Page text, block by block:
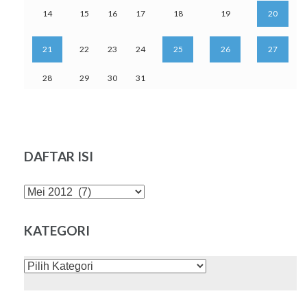
14 15 16 17 18 19 20
21 22 23 24 25 26 27
28 29 30 31
DAFTAR ISI
DAFTAR
KATEGORI
KATEGORI